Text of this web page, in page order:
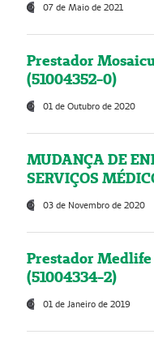
07 de Maio de 2021
Prestador
(51004352-0)
01 de Outubro de 2020
MUDANÇA DE
SERVIÇOS
03 de Novembro de 2020
Prestador Medlife
(51004334-2)
01 de Janeiro de 2019